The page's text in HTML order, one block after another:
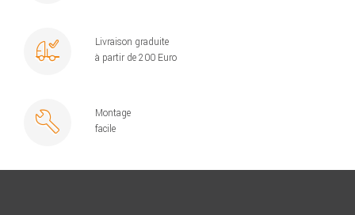
Livraison graduite
à partir de 200 Euro
Montage
facile